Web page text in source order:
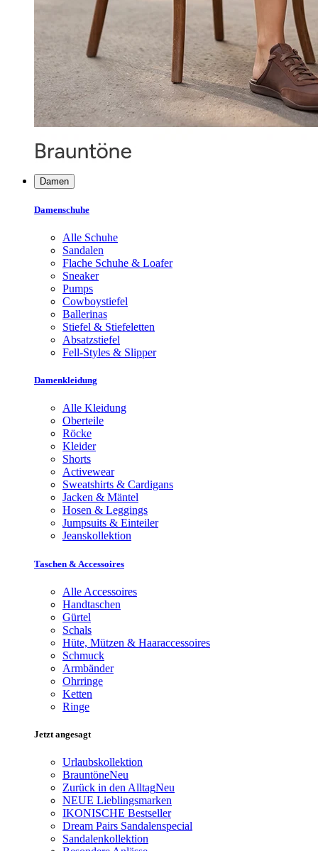
Damen
Damenschuhe
Alle Schuhe
Sandalen
Flache Schuhe & Loafer
Sneaker
Pumps
Cowboystiefel
Ballerinas
Stiefel & Stiefeletten
Absatzstiefel
Fell-Styles & Slipper
Damenkleidung
Alle Kleidung
Oberteile
Röcke
Kleider
Shorts
Activewear
Sweatshirts & Cardigans
Jacken & Mäntel
Hosen & Leggings
Jumpsuits & Einteiler
Jeanskollektion
Taschen & Accessoires
Alle Accessoires
Handtaschen
Gürtel
Schals
Hüte, Mützen & Haaraccessoires
Schmuck
Armbänder
Ohrringe
Ketten
Ringe
Jetzt angesagt
Urlaubskollektion
BrauntöneNeu
Zurück in den AlltagNeu
NEUE Lieblingsmarken
IKONISCHE Bestseller
Dream Pairs Sandalenspecial
Sandalenkollektion